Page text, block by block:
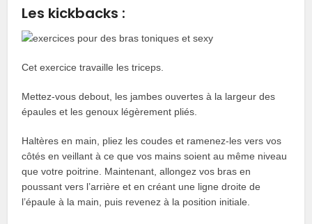
Les kickbacks :
Cet exercice travaille les triceps.
Mettez-vous debout, les jambes ouvertes à la largeur des
épaules et les genoux légèrement pliés.
Haltères en main, pliez les coudes et ramenez-les vers vos
côtés en veillant à ce que vos mains soient au même niveau
que votre poitrine. Maintenant, allongez vos bras en
poussant vers l’arrière et en créant une ligne droite de
l’épaule à la main, puis revenez à la position initiale.